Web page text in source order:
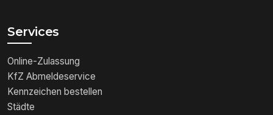
Services
Online-Zulassung
KfZ Abmeldeservice
Kennzeichen bestellen
Städte